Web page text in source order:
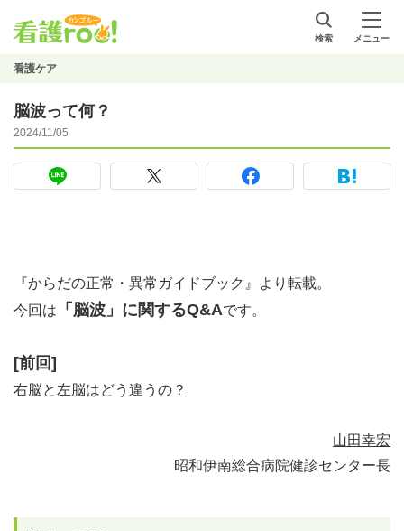
検索 メニュー
看護ケア
脳波って何？
2024/11/05
『からだの正常・異常ガイドブック』より転載。
今回は
「脳波」に関するQ&Aです。
[前回]
右脳と左脳はどう違うの？
山田幸宏
昭和伊南総合病院健診センター長